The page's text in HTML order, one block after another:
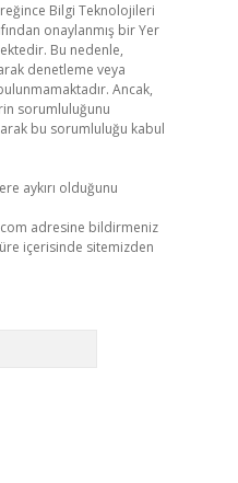
Bilgi Teknolojileri
onaylanmış bir Yer
Bu nedenle,
denetleme veya
Ancak,
sorumluluğunu
bu sorumluluğu kabul
aykırı olduğunu
adresine bildirmeniz
içerisinde sitemizden